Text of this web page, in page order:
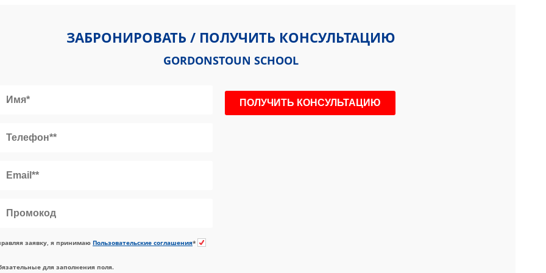
ЗАБРОНИРОВАТЬ / ПОЛУЧИТЬ КОНСУЛЬТАЦИЮ
GORDONSTOUN SCHOOL
заявку, я принимаю Пользовательские соглашения*
для заполнения поля.